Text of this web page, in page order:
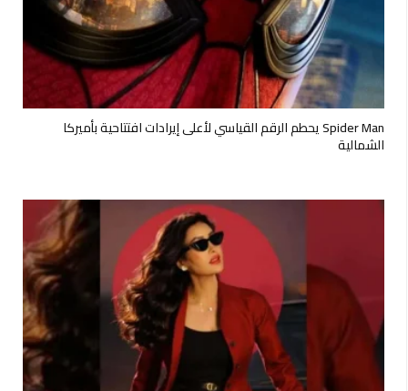
Spider Man يحطم الرقم القياسي لأعلى إيرادات افتتاحية بأميركا
الشمالية